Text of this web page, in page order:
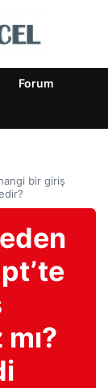
Forum
bir giriş